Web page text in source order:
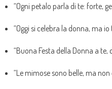
“Ogni petalo parla di te: forte,
“Oggi si celebra la donna, ma
“Buona Festa della Donna a te,
“Le mimose sono belle, ma non